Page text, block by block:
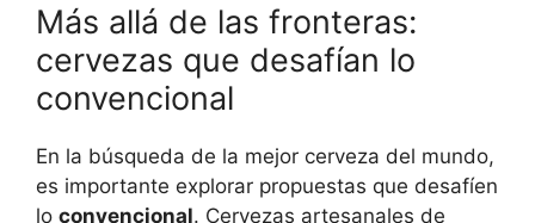
Más allá de las fronteras:
cervezas que desafían lo
convencional
En la búsqueda de la mejor cerveza del mundo,
es importante explorar propuestas que desafíen
lo convencional. Cervezas artesanales de